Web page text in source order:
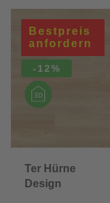
Bestpreis
anfordern
-12%
Ter Hürne
Design